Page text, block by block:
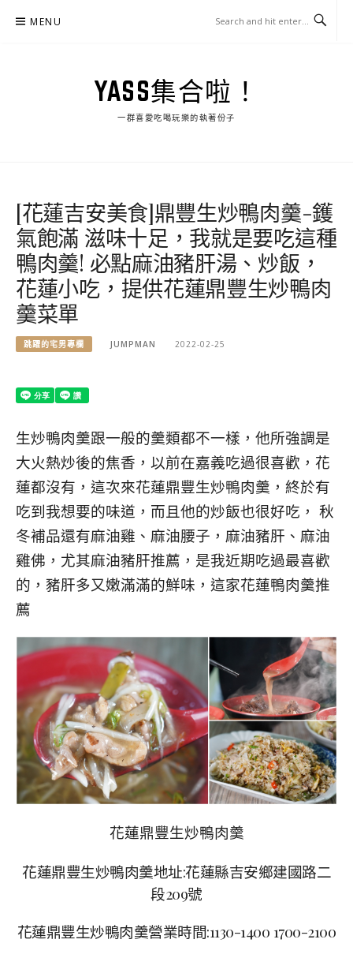
MENU
YASS集合啦！
一群喜愛吃喝玩樂的執著份子
[花蓮吉安美食]鼎豐生炒鴨肉羹-鑊
氣飽滿 滋味十足，我就是要吃這種
鴨肉羹! 必點麻油豬肝湯、炒飯，
花蓮小吃，提供花蓮鼎豐生炒鴨肉
羹菜單
跳躍的宅男專欄 JUMPMAN 2022-02-25
生炒鴨肉羹跟一般的羹類都不一樣，他所強調是
大火熱炒後的焦香，以前在嘉義吃過很喜歡，花
蓮都沒有，這次來花蓮鼎豐生炒鴨肉羹，終於有
吃到我想要的味道，而且他的炒飯也很好吃， 秋
冬補品還有麻油雞、麻油腰子，麻油豬肝、麻油
雞佛，尤其麻油豬肝推薦，是我近期吃過最喜歡
的，豬肝多又嫩滿滿的鮮味，這家花蓮鴨肉羹推
薦
花蓮鼎豐生炒鴨肉羹
花蓮鼎豐生炒鴨肉羹地址:花蓮縣吉安鄉建國路二
段209號
花蓮鼎豐生炒鴨肉羹營業時間:1130-1400 1700-2100